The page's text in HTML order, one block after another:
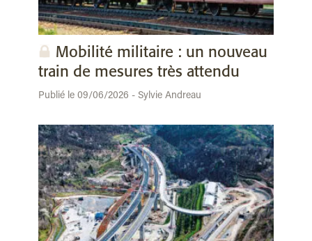
Mobilité militaire : un nouveau
train de mesures très attendu
Publié le 09/06/2026 - Sylvie Andreau